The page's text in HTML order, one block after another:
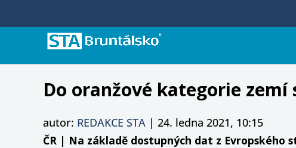
Do oranžové kategorie
autor: REDAKCE STA | 24. ledna 2021, 10:15
ČR | Na základě dostupných dat z